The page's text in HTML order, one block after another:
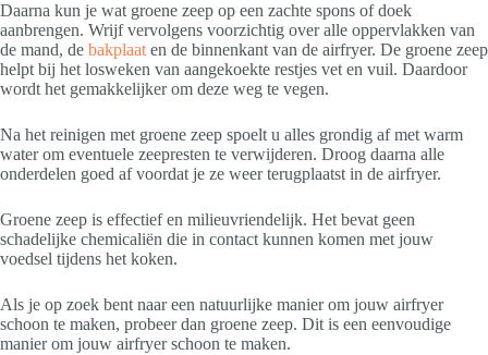
Daarna kun je wat groene zeep op een zachte spons of doek
aanbrengen. Wrijf vervolgens voorzichtig over alle oppervlakken van
de mand, de bakplaat en de binnenkant van de airfryer. De groene zeep
helpt bij het losweken van aangekoekte restjes vet en vuil. Daardoor
wordt het gemakkelijker om deze weg te vegen.
Na het reinigen met groene zeep spoelt u alles grondig af met warm
water om eventuele zeepresten te verwijderen. Droog daarna alle
onderdelen goed af voordat je ze weer terugplaatst in de airfryer.
Groene zeep is effectief en milieuvriendelijk. Het bevat geen
schadelijke chemicaliën die in contact kunnen komen met jouw
voedsel tijdens het koken.
Als je op zoek bent naar een natuurlijke manier om jouw airfryer
schoon te maken, probeer dan groene zeep. Dit is een eenvoudige
manier om jouw airfryer schoon te maken.